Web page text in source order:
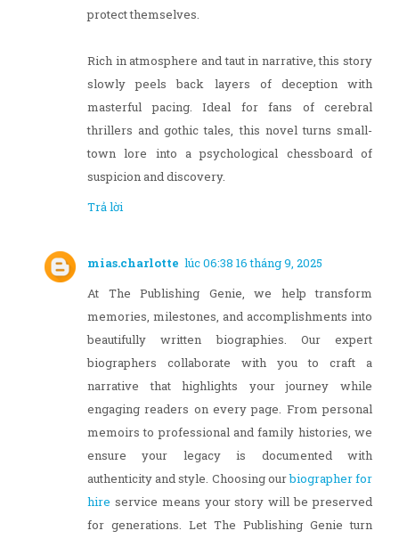
protect themselves.
Rich in atmosphere and taut in narrative, this story
slowly peels back layers of deception with
masterful pacing. Ideal for fans of cerebral
thrillers and gothic tales, this novel turns small-
town lore into a psychological chessboard of
suspicion and discovery.
Trả lời
mias.charlotte lúc 06:38 16 tháng 9, 2025
At The Publishing Genie, we help transform
memories, milestones, and accomplishments into
beautifully written biographies. Our expert
biographers collaborate with you to craft a
narrative that highlights your journey while
engaging readers on every page. From personal
memoirs to professional and family histories, we
ensure your legacy is documented with
authenticity and style. Choosing ourbiographer for
hire service means your story will be preserved
for generations. Let The Publishing Genie turn